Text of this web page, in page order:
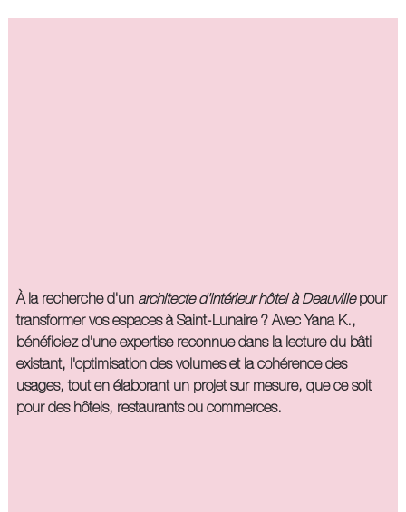
À la recherche d'un architecte d'intérieur hôtel à Deauvillepour
transformer vos espaces à Saint-Lunaire ? Avec Yana K.,
bénéficiez d'une expertise reconnue dans la lecture du bâti
existant, l'optimisation des volumes et la cohérence des
usages, tout en élaborant un projet sur mesure, que ce soit
pour des hôtels, restaurants ou commerces.